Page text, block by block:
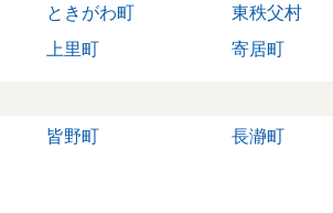
ときがわ町
東秩父村
上里町 寄居町
皆野町
長瀞町